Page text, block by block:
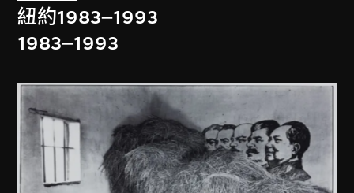
紐約1983–1993
1983–1993